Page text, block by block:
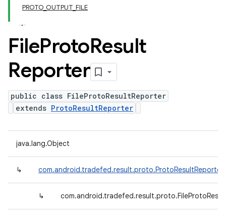
PROTO_OUTPUT_FILE
FileProtoResult
Reporter
public class FileProtoResultReporter
extends ProtoResultReporter
java.lang.Object
↳ com.android.tradefed.result.proto.ProtoResultReporter
↳